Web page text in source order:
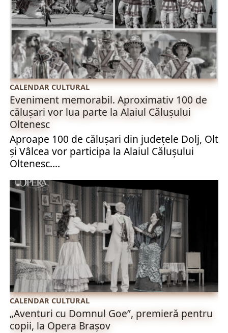
CALENDAR CULTURAL
Eveniment memorabil. Aproximativ 100 de
călușari vor lua parte la Alaiul Călușului
Oltenesc
Aproape 100 de călușari din județele Dolj, Olt
și Vâlcea vor participa la Alaiul Călușului
Oltenesc....
CALENDAR CULTURAL
„Aventuri cu Domnul Goe”, premieră pentru
copii, la Opera Braşov